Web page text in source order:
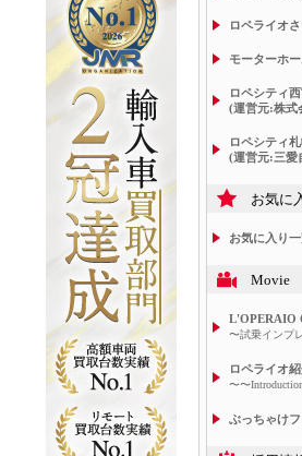
ロペライオ
モーターホ
ロペシティ
(運営元:株式
ロペシティ
(運営元:三愛
お気に
お気に入り
Movie
L'OPERAIO
〜試乗インプ
ロペライオ
〜〜
ぶっちゃけ